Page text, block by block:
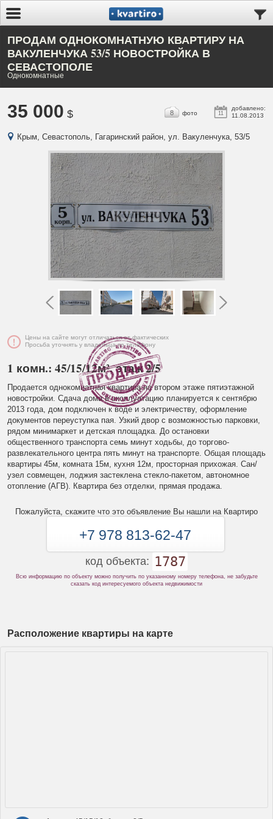
ПРОДАМ ОДНОКОМНАТНУЮ КВАРТИРУ НА
ВАКУЛЕНЧУКА 53/5 НОВОСТРОЙКА В
СЕВАСТОПОЛЕ
Однокомнатные
35 000 $ 11
добавлено:
11.08.2013
8 фото
Крым, Севастополь, Гагаринский район, ул. Вакуленчука, 53/5
Цены на сайте могут отличаться от фактических
Просьба уточнять у владельца по телефону
1 комн.: 45/15/12м², этаж 2/5
Продается однокомнатная квартира на втором этаже пятиэтажной
новостройки. Сдача дома в эксплуатацию планируется к сентябрю
2013 года, дом подключен к воде и электричеству, оформление
документов переуступка пая. Узкий двор с возможностью парковки,
рядом минимаркет и детская площадка. До остановки
общественного транспорта семь минут ходьбы, до торгово-
развлекательного центра пять минут на транспорте. Общая площадь
квартиры 45м, комната 15м, кухня 12м, просторная прихожая. Сан/
узел совмещен, лоджия застеклена стекло-пакетом, автономное
отопление (АГВ). Квартира без отделки, прямая продажа.
Пожалуйста, скажите что это объявление Вы нашли на Квартиро
+7 978 813-62-47
код объекта: 1787
Всю информацию по объекту можно получить по указанному номеру телефона, не забудьте
сказать код интересуемого объекта недвижимости
Расположение квартиры на карте